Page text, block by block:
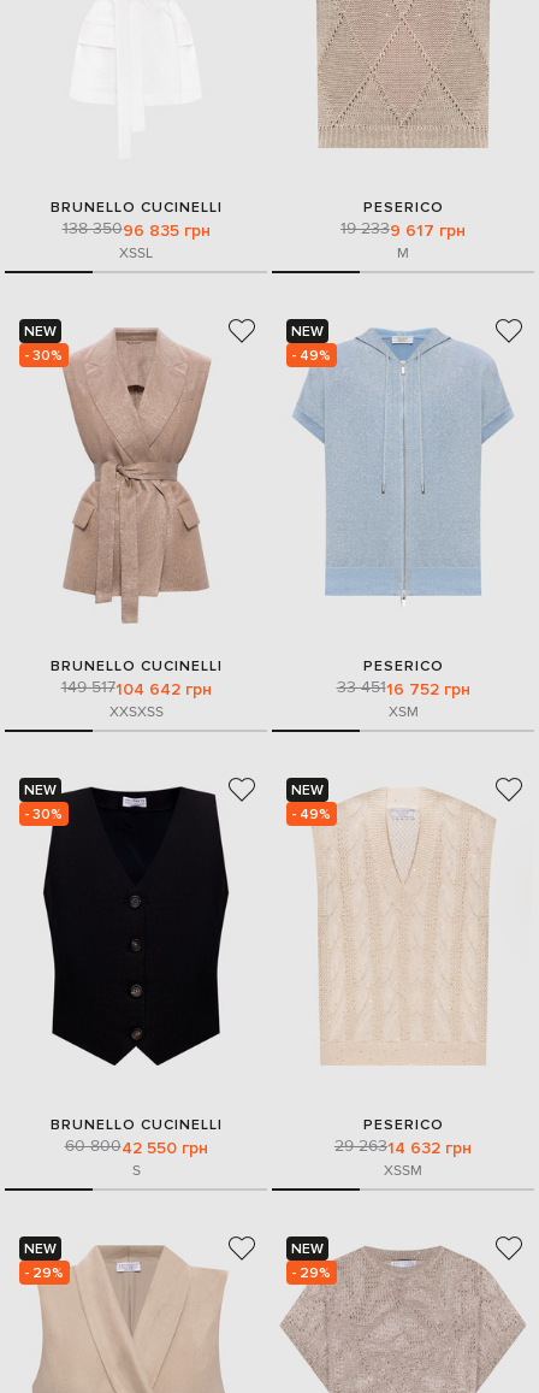
BRUNELLO CUCINELLI
138 35096 835 грн
XSSL
PESERICO
19 2339 617 грн
M
NEW
- 30%
BRUNELLO CUCINELLI
149 517104 642 грн
XXSXSS
NEW
- 49%
PESERICO
33 45116 752 грн
XSM
NEW
- 30%
BRUNELLO CUCINELLI
60 80042 550 грн
S
NEW
- 49%
PESERICO
29 26314 632 грн
XSSM
NEW
- 29%
NEW
- 29%